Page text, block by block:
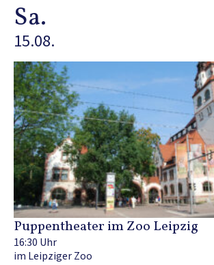
Sa.
15.08.
Puppentheater im Zoo Leipzig
16:30 Uhr
im Leipziger Zoo